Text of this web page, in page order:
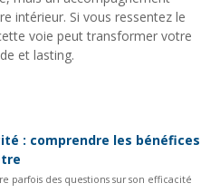
intérieur. Si vous ressentez le
voie peut transformer votre
et lasting.
: comprendre les bénéfices
parfois des questions sur son efficacité